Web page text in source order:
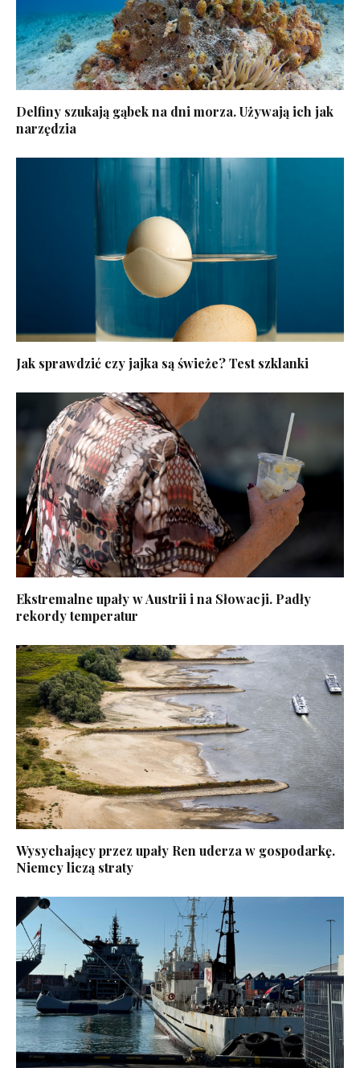
Delfiny szukają gąbek na dni morza. Używają ich jak
narzędzia
Jak sprawdzić czy jajka są świeże? Test szklanki
Ekstremalne upały w Austrii i na Słowacji. Padły
rekordy temperatur
Wysychający przez upały Ren uderza w gospodarkę.
Niemcy liczą straty